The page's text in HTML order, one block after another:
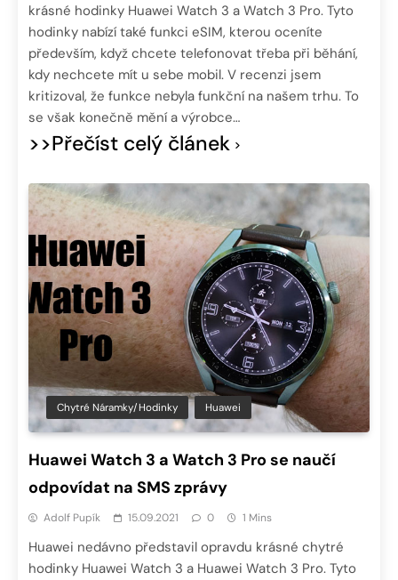
krásné hodinky Huawei Watch 3 a Watch 3 Pro. Tyto
hodinky nabízí také funkci eSIM, kterou oceníte
především, když chcete telefonovat třeba při běhání,
kdy nechcete mít u sebe mobil. V recenzi jsem
kritizoval, že funkce nebyla funkční na našem trhu. To
se však konečně mění a výrobce…
>>Přečíst celý článek
Chytré Náramky/hodinky Huawei
Huawei Watch 3 a Watch 3 Pro se naučí
odpovídat na SMS zprávy
Adolf Pupík 15.09.2021 0 1 Mins
Huawei nedávno představil opravdu krásné chytré
hodinky Huawei Watch 3 a Huawei Watch 3 Pro. Tyto